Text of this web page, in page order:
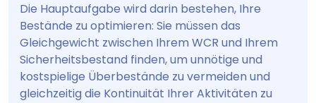
Die Hauptaufgabe wird darin bestehen, Ihre
Bestände zu optimieren: Sie müssen das
Gleichgewicht zwischen Ihrem WCR und Ihrem
Sicherheitsbestand finden, um unnötige und
kostspielige Überbestände zu vermeiden und
gleichzeitig die Kontinuität Ihrer Aktivitäten zu